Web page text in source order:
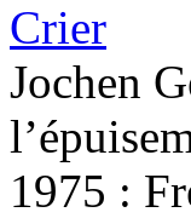
Crier
Jochen
1975 :